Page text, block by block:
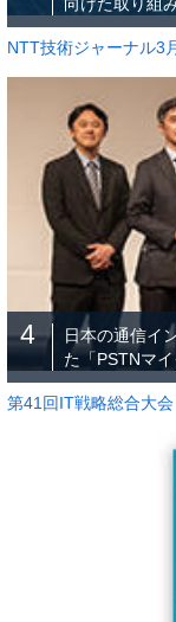
向けた取り組
NTT技術ジャーナル3
4
日本の通信イ
た「PSTNマ
第41回IT戦略総合大